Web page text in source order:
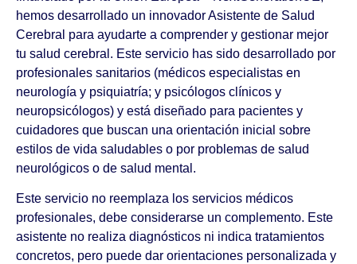
hemos desarrollado un innovador Asistente de Salud
Cerebral para ayudarte a comprender y gestionar mejor
tu salud cerebral. Este servicio has sido desarrollado por
profesionales sanitarios (médicos especialistas en
neurología y psiquiatría; y psicólogos clínicos y
neuropsicólogos) y está diseñado para pacientes y
cuidadores que buscan una orientación inicial sobre
estilos de vida saludables o por problemas de salud
neurológicos o de salud mental.
Este servicio no reemplaza los servicios médicos
profesionales, debe considerarse un complemento. Este
asistente no realiza diagnósticos ni indica tratamientos
concretos, pero puede dar orientaciones personalizada y